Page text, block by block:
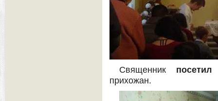
Священник
прихожан.